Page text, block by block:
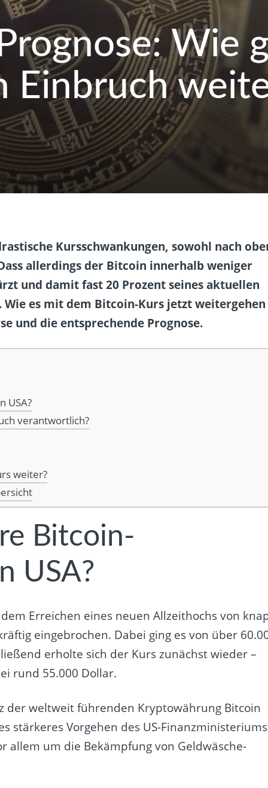
Wie
Einbruch
Kursschwankungen, sowohl nach
allerdings der Bitcoin innerhalb weniger
und damit fast 20 Prozent seines aktuellen
es mit dem Bitcoin-Kurs jetzt weitergehen
und die entsprechende Prognose.
USA?
verantwortlich?
weiter?
Bitcoin-
USA?
Erreichen eines neuen Allzeithochs von
eingebrochen. Dabei ging es von über
erholte sich der Kurs zunächst wieder –
rund 55.000 Dollar.
der weltweit führenden Kryptowährung Bitcoin
stärkeres Vorgehen des US-Finanzministeriums
allem um die Bekämpfung von Geldwäsche-